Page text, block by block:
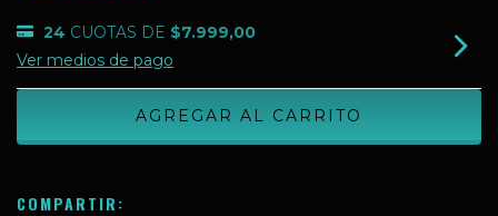
24 CUOTAS DE $7.999,00
Ver medios de pago
COMPARTIR: